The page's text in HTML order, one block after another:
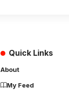
Quick Links
About
My Feed